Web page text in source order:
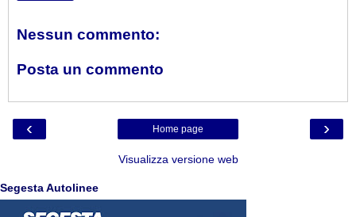
Nessun commento:
Posta un commento
‹ ›
Home page
Visualizza versione web
Segesta Autolinee